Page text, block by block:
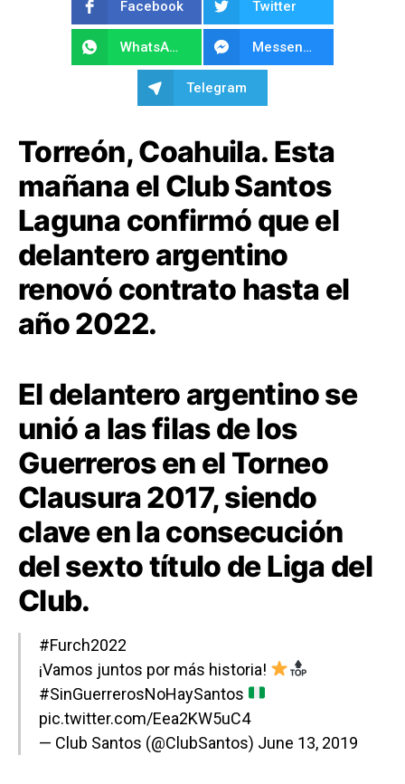
Facebook Twitter
WhatsApp Messenger
Telegram
Torreón, Coahuila. Esta
mañana el Club Santos
Laguna confirmó que el
delantero argentino
renovó contrato hasta el
año 2022.
El delantero argentino se
unió a las filas de los
Guerreros en el Torneo
Clausura 2017, siendo
clave en la consecución
del sexto título de Liga del
Club.
#Furch2022
¡Vamos juntos por más historia!
#SinGuerrerosNoHaySantos
pic.twitter.com/Eea2KW5uC4
— Club Santos (@ClubSantos) June 13, 2019